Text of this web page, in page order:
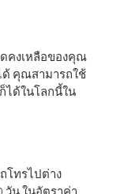
ดคงเหลือของคุณ
ด้ คุณสามารถใช้
ได้ในโลกนี้ใน
โทรไปต่าง